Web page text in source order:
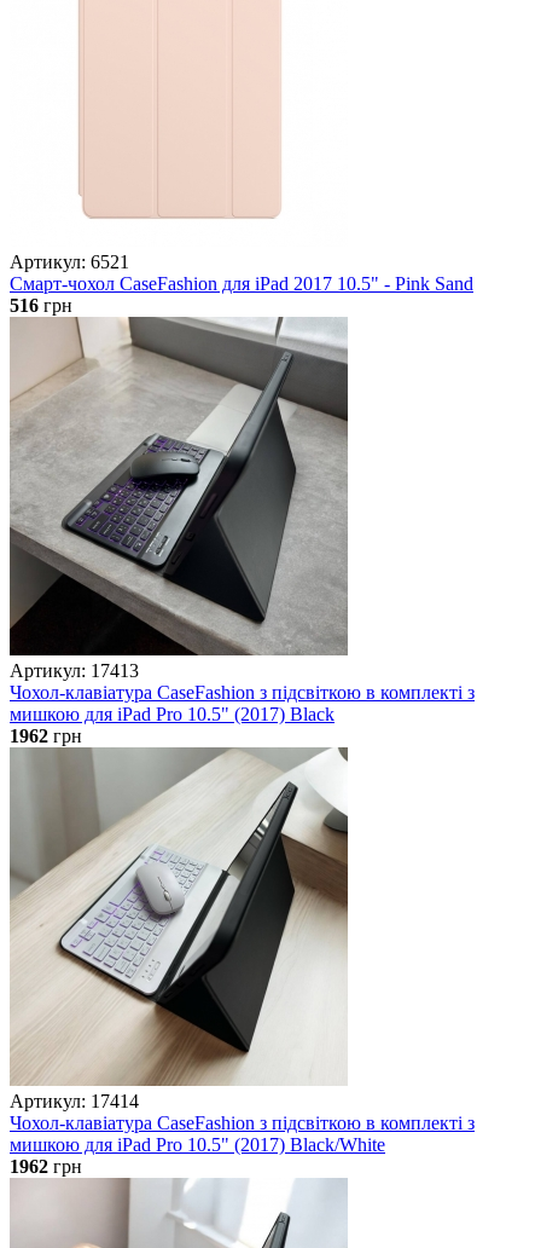
Артикул: 6521
Смарт-чохол CaseFashion для iPad 2017 10.5" - Pink Sand
516 грн
Артикул: 17413
Чохол-клавіатура CaseFashion з підсвіткою в комплекті з
мишкою для iPad Pro 10.5" (2017) Black
1962 грн
Артикул: 17414
Чохол-клавіатура CaseFashion з підсвіткою в комплекті з
мишкою для iPad Pro 10.5" (2017) Black/White
1962 грн